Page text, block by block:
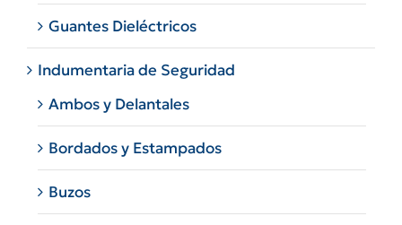
Guantes Dieléctricos
Indumentaria de Seguridad
Ambos y Delantales
Bordados y Estampados
Buzos